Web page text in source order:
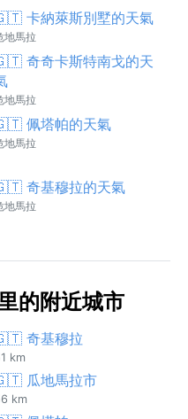
卡納萊斯別墅的天氣
地馬拉
奇奇卡斯特南戈的天
地馬拉
佩塔帕的天氣
地馬拉
奇基穆拉的天氣
地馬拉
的附近城市
奇基穆拉
km
瓜地馬拉市
km